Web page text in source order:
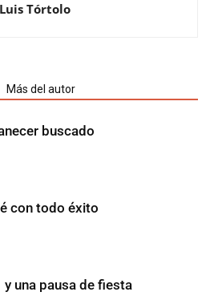
Luis Tórtolo
Más del autor
buscado
con todo éxito
y una pausa de fiesta